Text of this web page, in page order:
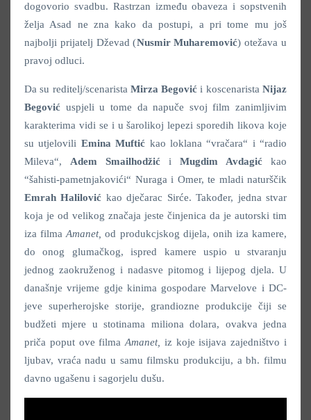
dogovorio svadbu. Rastrzan između obaveza i sopstvenih
želja Asad ne zna kako da postupi, a pri tome mu još
najbolji prijatelj Dževad (Nusmir Muharemović) otežava u
pravoj odluci.
Da su reditelj/scenarista Mirza Begović i koscenaristaNijaz
Begović uspjeli u tome da napuče svoj film zanimljivim
karakterima vidi se i u šarolikoj lepezi sporedih likova koje
su utjelovili Emina Muftić kao loklana “vračara“ i “radio
Mileva“, Adem Smailhodžić i Mugdim Avdagić kao
“šahisti-pametnjakovići“ Nuraga i Omer, te mladi naturščik
Emrah Halilović kao dječarac Sirće. Također, jedna stvar
koja je od velikog značaja jeste činjenica da je autorski tim
iza filmaAmanet,od produkcjskog dijela, onih iza kamere,
do onog glumačkog, ispred kamere uspio u stvaranju
jednog zaokruženog i nadasve pitomog i lijepog djela. U
današnje vrijeme gdje kinima gospodare Marvelove i DC-
jeve superherojske storije, grandiozne produkcije čiji se
budžeti mjere u stotinama miliona dolara, ovakva jedna
priča poput ove filmaAmanet, iz koje isijava zajedništvo i
ljubav, vraća nadu u samu filmsku produkciju, a bh. filmu
davno ugašenu i sagorjelu dušu.